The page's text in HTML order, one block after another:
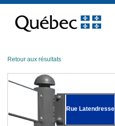
contenu
Retour aux résultats
Rue Latendresse